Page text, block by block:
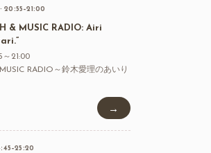
20:55–21:00
& MUSIC RADIO: Airi
21:00
RADIO～鈴木愛理のあいり
→